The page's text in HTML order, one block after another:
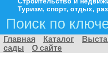
Туризм, спорт, отдых,
Поиск по
Главная Каталог
сады
О сайте